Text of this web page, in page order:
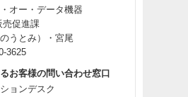
オー・データ機器
売促進課
うとみ）・宮尾
3625
お客様の問い合わせ窓口
ョンデスク